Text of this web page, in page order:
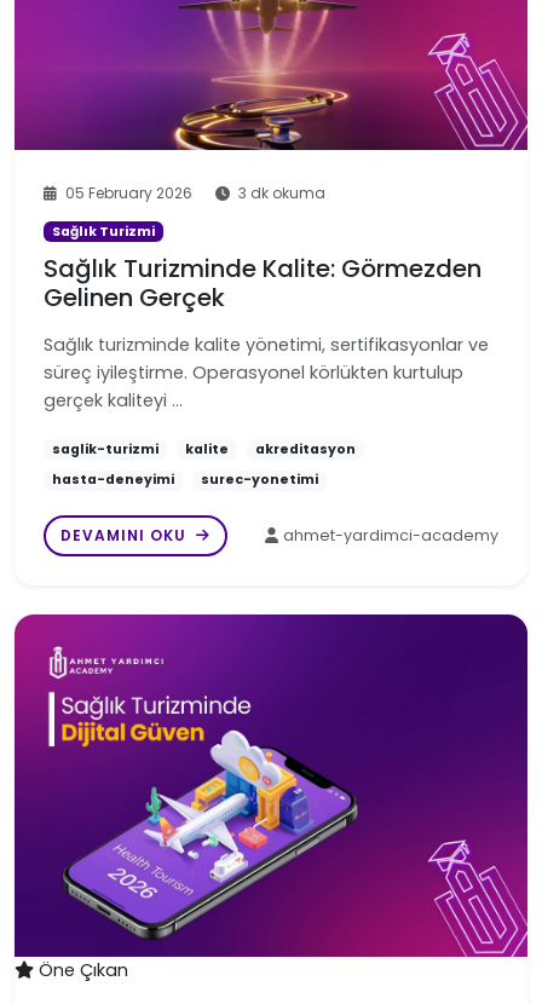
05 February 2026 3 dk okuma
Sağlık Turizmi
Sağlık Turizminde Kalite: Görmezden
Gelinen Gerçek
Sağlık turizminde kalite yönetimi, sertifikasyonlar ve
süreç iyileştirme. Operasyonel körlükten kurtulup
gerçek kaliteyi …
saglik-turizmi kalite
akreditasyon
hasta-deneyimi
surec-yonetimi
DEVAMINI OKU ahmet-yardimci-academy
Öne Çıkan